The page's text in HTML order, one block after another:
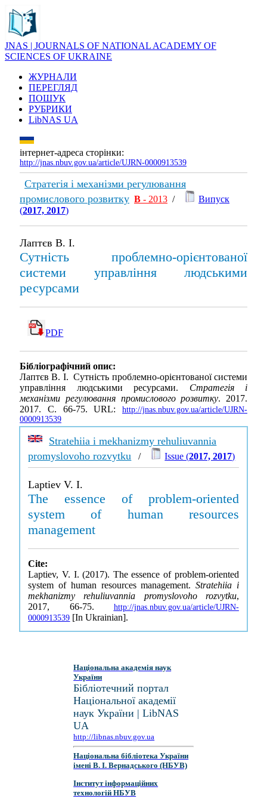
JNAS | JOURNALS OF NATIONAL ACADEMY OF
SCIENCES OF UKRAINE
ЖУРНАЛИ
ПЕРЕГЛЯД
ПОШУК
РУБРИКИ
LibNAS UA
інтернет-адреса сторінки:
http://jnas.nbuv.gov.ua/article/UJRN-0000913539
Стратегія і механізми регулювання
промислового розвитку В - 2013 /
Випуск
(2017, 2017)
Лаптєв В. І.
Сутність проблемно-орієнтованої
системи управління людськими
ресурсами
PDF
Бібліографічний опис:
Лаптєв В. І. Сутність проблемно-орієнтованої системи
управління людськими ресурсами. Стратегія і
механізми регулювання промислового розвитку. 2017.
2017. С. 66-75. URL: http://jnas.nbuv.gov.ua/article/UJRN-
0000913539
Stratehiia i mekhanizmy rehuliuvannia
promyslovoho rozvytku / Issue (2017, 2017)
Laptiev V. I.
The essence of problem-oriented
system of human resources
management
Cite:
Laptiev, V. I. (2017). The essence of problem-oriented
system of human resources management. Stratehiia i
mekhanizmy rehuliuvannia promyslovoho rozvytku,
2017, 66-75. http://jnas.nbuv.gov.ua/article/UJRN-
0000913539 [In Ukrainian].
Національна академія наук
України
Бібліотечний портал
Національної академії
наук України | LibNAS
UA
http://libnas.nbuv.gov.ua
Національна бібліотека України
імені В. І. Вернадського (НБУВ)
Інститут інформаційних
технологій НБУВ